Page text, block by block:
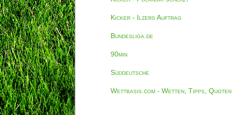
Kicker - Ilzers Auftrag
Bundesliga.de
90min
Süddeutsche
Wettbasis.com - Wetten, Tipps, Quoten